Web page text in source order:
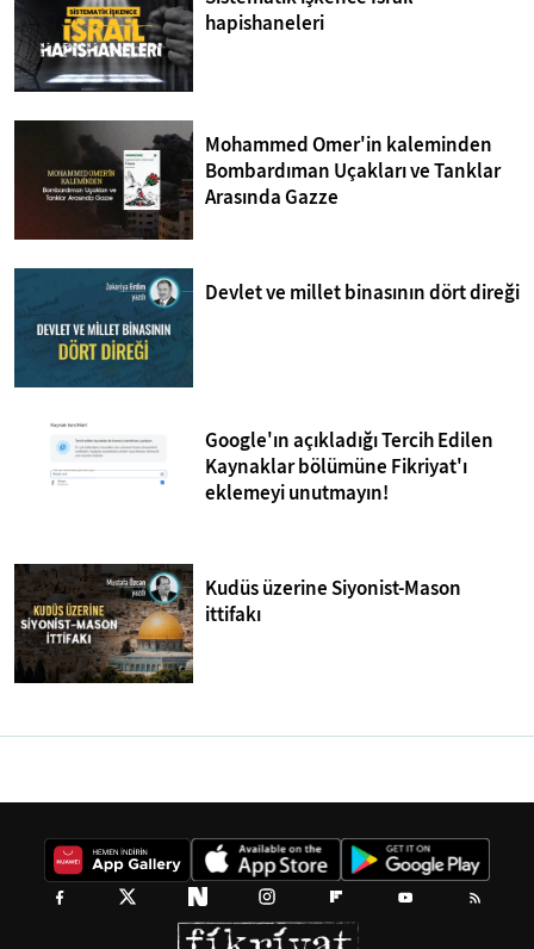
hapishaneleri
Mohammed Omer'in kaleminden
Bombardıman Uçakları ve Tanklar
Arasında Gazze
Devlet ve millet binasının dört direği
Google'ın açıkladığı Tercih Edilen
Kaynaklar bölümüne Fikriyat'ı
eklemeyi unutmayın!
Kudüs üzerine Siyonist-Mason
ittifakı